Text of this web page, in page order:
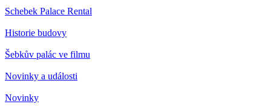
Schebek Palace Rental
Historie budovy
Šebkův palác ve filmu
Novinky a události
Novinky